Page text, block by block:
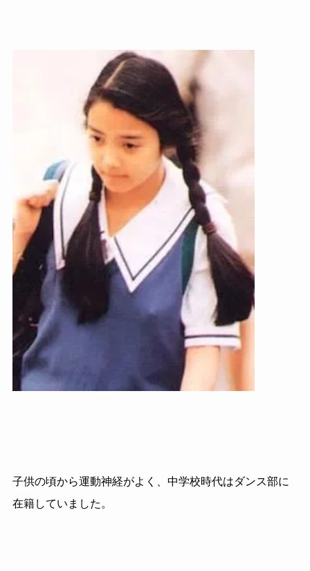
子供の頃から運動神経がよく、中学校時代はダンス部に
在籍していました。